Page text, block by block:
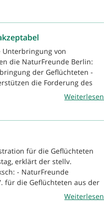
Unterbringung von
die NaturFreunde Berlin:
der Geflüchteten -
die Forderung des
Weiterlesen
für die Geflüchteten
erklärt der stellv.
- NaturFreunde
für die Geflüchteten aus der
Weiterlesen